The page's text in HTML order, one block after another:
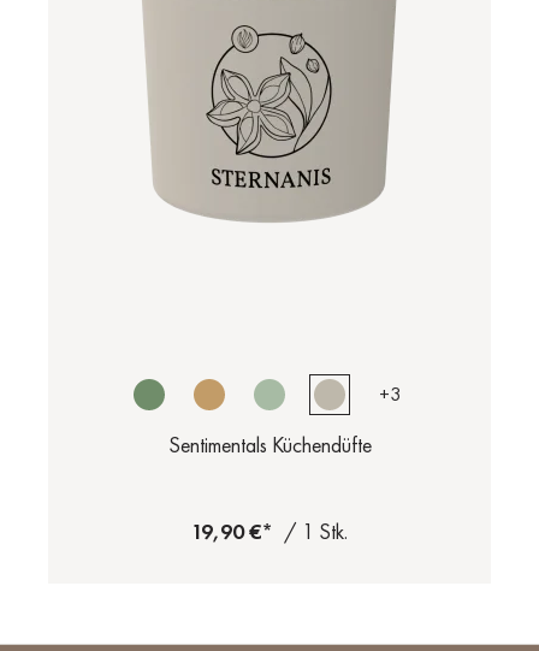
+3
Sentimentals Küchendüfte
19,90 €* / 1 Stk.